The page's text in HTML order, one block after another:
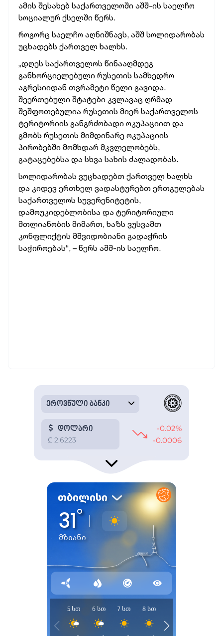
ამის შესახებ საქართველოში აშშ-ის საელჩო
სოციალურ ქსელში წერს.
როგორც საელჩო აღნიშნავს, აშშ სოლიდარობას
უცხადებს ქართველ ხალხს.
„დღეს საქართველოს წინააღმდეგ
განხორციელებული რუსეთის სამხედრო
აგრესიიდან თვრამეტი წელი გავიდა.
შეერთებული შტატები კვლავაც ღრმად
შეშფოთებულია რუსეთის მიერ საქართველოს
ტერიტორიის განგრძობადი ოკუპაციით და
გმობს რუსეთის მიმდინარე ოკუპაციის
პირობებში მომხდარ მკვლელობებს,
გატაცებებსა და სხვა სახის ძალადობას.
სოლიდარობას ვუცხადებთ ქართველ ხალხს
და კიდევ ერთხელ ვადასტურებთ ერთგულებას
საქართველოს სუვერენიტეტის,
დამოუკიდებლობისა და ტერიტორიული
მთლიანობის მიმართ, ხაზს ვუსვამთ
კონფლიქტის მშვიდობიანი გადაჭრის
საჭიროებას“, – წერს აშშ-ის საელჩო.